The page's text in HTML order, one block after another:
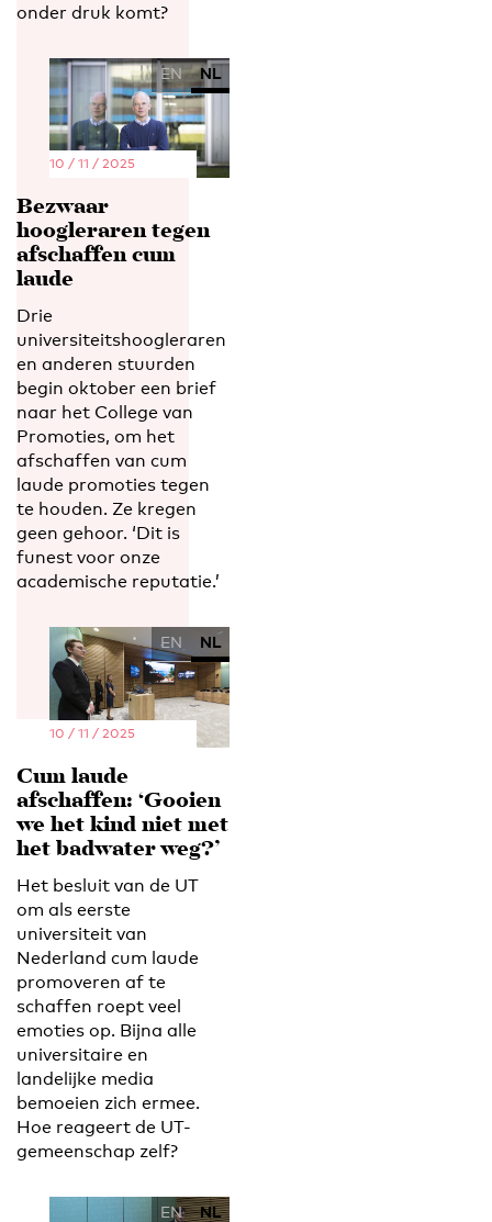
onder druk komt?
EN NL
10 / 11 / 2025
Bezwaar
hoogleraren tegen
afschaffen cum
laude
Drie
universiteitshoogleraren
en anderen stuurden
begin oktober een brief
naar het College van
Promoties, om het
afschaffen van cum
laude promoties tegen
te houden. Ze kregen
geen gehoor. ‘Dit is
funest voor onze
academische reputatie.’
EN NL
10 / 11 / 2025
Cum laude
afschaffen: ‘Gooien
we het kind niet met
het badwater weg?’
Het besluit van de UT
om als eerste
universiteit van
Nederland cum laude
promoveren af te
schaffen roept veel
emoties op. Bijna alle
universitaire en
landelijke media
bemoeien zich ermee.
Hoe reageert de UT-
gemeenschap zelf?
EN NL